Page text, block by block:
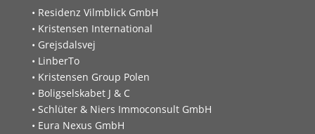
• Residenz Vilmblick GmbH
• Kristensen International
• Grejsdalsvej
• LinberTo
• Kristensen Group Polen
• Boligselskabet J & C
• Schlüter & Niers Immoconsult GmbH
• Eura Nexus GmbH